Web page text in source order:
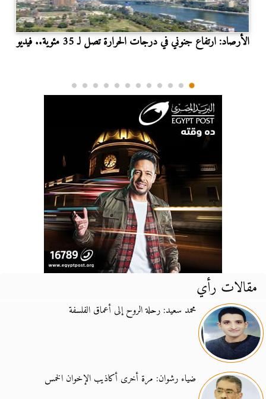
الأرصاد: ارتفاع جنوني في درجات الحرارة تصل لـ 35 مئوية.. فيديو
مقالات رأي
محمد سعيد: رحلة الروح إلى أعماق الفلسفة
ضياء رشوان: مرة أخرى أكاذيب الإخوان الخمس